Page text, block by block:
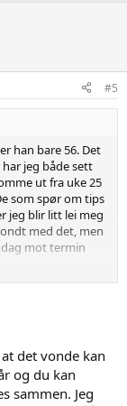
#5
han bare 56. Det
jeg både sett
ut fra uke 25
som spør om tips
jeg blir litt lei meg
med det, men
mot termin
er veldig reelt i
7 fikk jeg
Jeg skal ærlig
dø. I uke 31
det vonde kan
og du kan
sammen. Jeg